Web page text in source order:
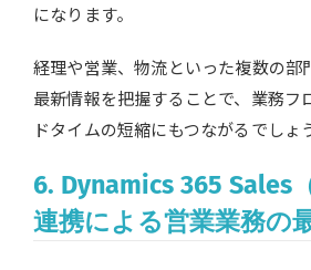
になります。
経理や営業、物流といった複数の部
最新情報を把握することで、業務フ
ドタイムの短縮にもつながるでしょ
6. Dynamics 365 Sales
連携による営業業務の